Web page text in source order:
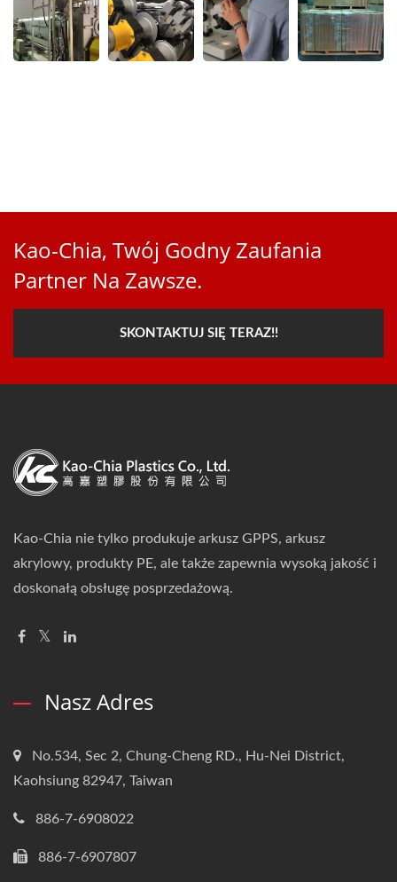
Kao-Chia, Twój Godny Zaufania
Partner Na Zawsze.
SKONTAKTUJ SIĘ TERAZ!!
Kao-Chia nie tylko produkuje arkusz GPPS, arkusz
akrylowy, produkty PE, ale także zapewnia wysoką jakość i
doskonałą obsługę posprzedażową.
Nasz Adres
No.534, Sec 2, Chung-Cheng RD., Hu-Nei District,
Kaohsiung 82947, Taiwan
886-7-6908022
886-7-6907807